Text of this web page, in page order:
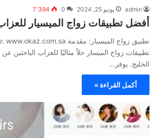
admin يونيو 25, 2024 0 7٬394
أفضل تطبيقات زواج الميسيار
تطبيقات زواج الميسار حلاً مثاليًا للعزاب الباحثين
الخليج. يوفر…
أكمل القراءة »